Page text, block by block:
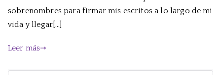
sobrenombres para firmar mis escritos a lo largo de mi
vida y llegar[…]
Leer más